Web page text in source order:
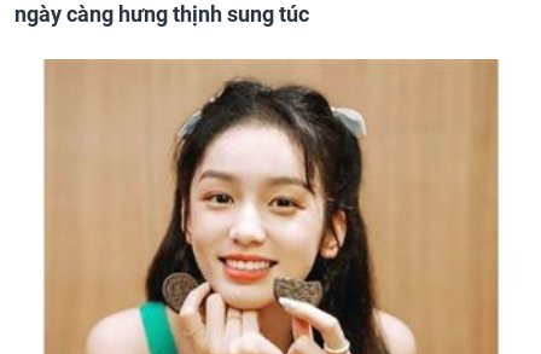
ngày càng hưng thịnh sung túc